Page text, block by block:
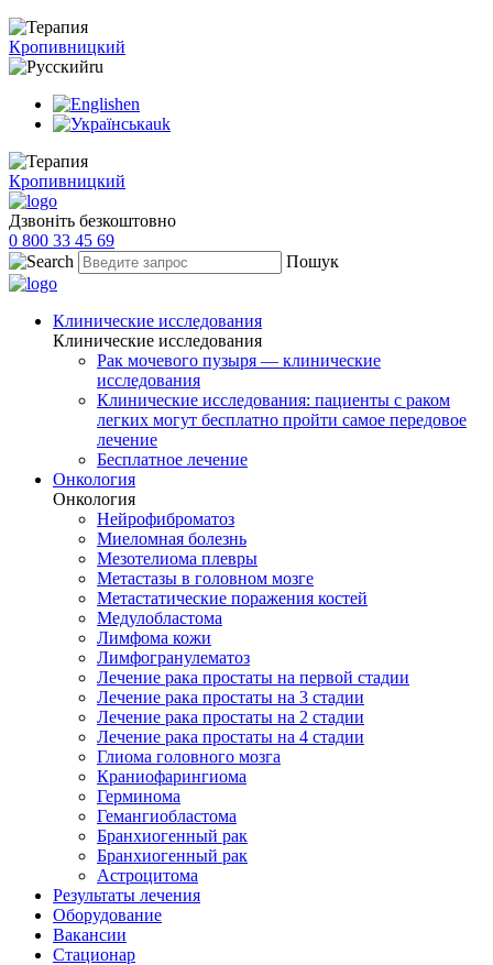
Кропивницкий
ru
en
uk
Кропивницкий
Дзвоніть безкоштовно
0 800 33 45 69
Пошук
Клинические исследования
Клинические исследования
Рак мочевого пузыря — клинические
исследования
Клинические исследования: пациенты с раком
легких могут бесплатно пройти самое передовое
лечение
Бесплатное лечение
Онкология
Онкология
Нейрофиброматоз
Миеломная болезнь
Мезотелиома плевры
Метастазы в головном мозге
Метастатические поражения костей
Медулобластома
Лимфома кожи
Лимфогранулематоз
Лечение рака простаты на первой стадии
Лечение рака простаты на 3 стадии
Лечение рака простаты на 2 стадии
Лечение рака простаты на 4 стадии
Глиома головного мозга
Краниофарингиома
Герминома
Гемангиобластома
Бранхиогенный рак
Бранхиогенный рак
Астроцитома
Результаты лечения
Оборудование
Вакансии
Стационар